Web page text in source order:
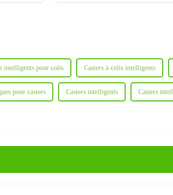
intelligents pour colis Casiers à colis intelligents
pour casiers Casiers intelligents Casiers